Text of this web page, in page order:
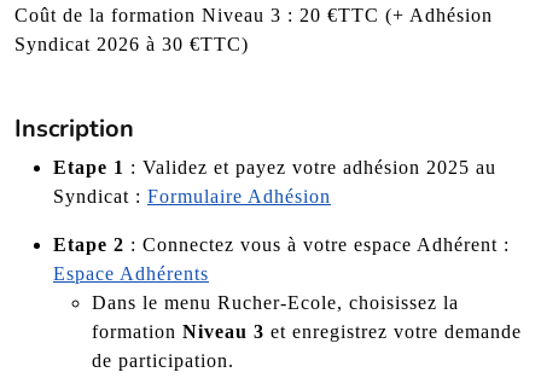
Coût de la formation Niveau 3 : 20 €TTC (+ Adhésion
Syndicat 2026 à 30 €TTC)
Inscription
Etape 1 : Validez et payez votre adhésion 2025 au
Syndicat : Formulaire Adhésion
Etape 2 : Connectez vous à votre espace Adhérent :
Espace Adhérents
Dans le menu Rucher-Ecole, choisissez la
formation Niveau 3 et enregistrez votre demande
de participation.